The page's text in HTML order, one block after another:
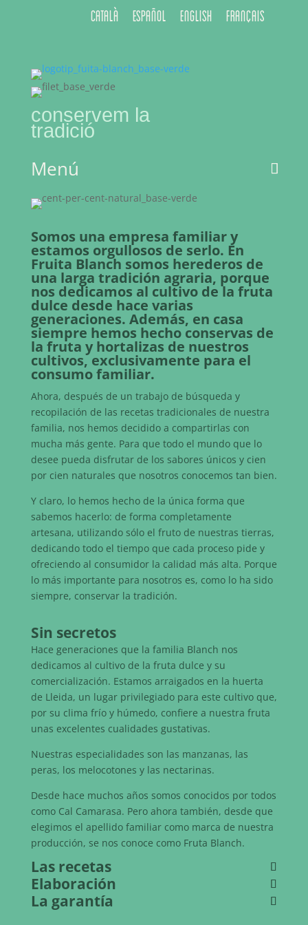
Català Español English Français
conservem la
tradició
Menú
Somos una empresa familiar y
estamos orgullosos de serlo. En
Fruita Blanch somos herederos de
una larga tradición agraria, porque
nos dedicamos al cultivo de la fruta
dulce desde hace varias
generaciones. Además, en casa
siempre hemos hecho conservas de
la fruta y hortalizas de nuestros
cultivos, exclusivamente para el
consumo familiar.
Ahora, después de un trabajo de búsqueda y
recopilación de las recetas tradicionales de nuestra
familia, nos hemos decidido a compartirlas con
mucha más gente. Para que todo el mundo que lo
desee pueda disfrutar de los sabores únicos y cien
por cien naturales que nosotros conocemos tan bien.
Y claro, lo hemos hecho de la única forma que
sabemos hacerlo: de forma completamente
artesana, utilizando sólo el fruto de nuestras tierras,
dedicando todo el tiempo que cada proceso pide y
ofreciendo al consumidor la calidad más alta. Porque
lo más importante para nosotros es, como lo ha sido
siempre, conservar la tradición.
Sin secretos
Hace generaciones que la familia Blanch nos
dedicamos al cultivo de la fruta dulce y su
comercialización. Estamos arraigados en la huerta
de Lleida, un lugar privilegiado para este cultivo que,
por su clima frío y húmedo, confiere a nuestra fruta
unas excelentes cualidades gustativas.
Nuestras especialidades son las manzanas, las
peras, los melocotones y las nectarinas.
Desde hace muchos años somos conocidos por todos
como Cal Camarasa. Pero ahora también, desde que
elegimos el apellido familiar como marca de nuestra
producción, se nos conoce como Fruta Blanch.
Las recetas
Elaboración
La garantía